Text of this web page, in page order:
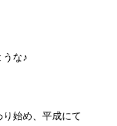
うな♪
始め、平成にて